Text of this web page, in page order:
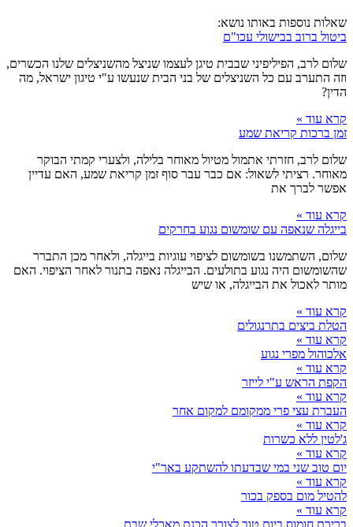
שאלות נוספות באותו נושא:
ביטול ברוב בבישולי עכו"ם
שלום לרב, הפיליפיני שבבית טיגן לעצמו שניצל מהשניצלים שלנו הכשרים,
וזה התערב עם כל השניצלים של בני הבית שנעשו ע"י טיגון ישראל, מה
הדין?
קרא עוד »
זמן ברכות קריאת שמע
שלום לרב, חזרתי אתמול מטיול מאוחר בלילה, ולצערי קמתי הבוקר
מאוחר. רציתי לשאול: אם כבר עבר סוף זמן קריאת שמע, האם עדיין
אפשר לברך את
קרא עוד »
בייגלה שנאפה עם שומשום נגוע בחרקים
שלום, השתמשנו בשומשום לציפוי עוגיות בייגלה, ולאחר מכן התברר
שהשומשום היה נגוע בתולעים. הבייגלה נאפה בתנור לאחר הציפוי. האם
מותר לאכול את הבייגלה, או שיש
קרא עוד »
הטלת ביצים בתרנגולים
קרא עוד »
אלכוהול מפרי נגוע
קרא עוד »
הקפת הראש ע"י לייזר
קרא עוד »
העברת עצי פרי ממקומם למקום אחר
קרא עוד »
ג'לטין ללא כשרות
קרא עוד »
יום טוב שני במי שבדעתו להשתקע באר"י
קרא עוד »
להטיל מום בספק בכור
קרא עוד »
ברירת חומוס ביום טוב לצורך הכנת מאכלי שבת